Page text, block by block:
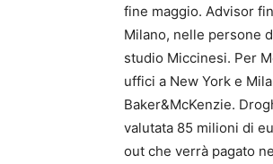
fine maggio. Advisor
Milano, nelle persone
studio Miccinesi. Per
uffici a New York e
Baker&McKenzie.
valutata 85 milioni di
out che verrà pagato